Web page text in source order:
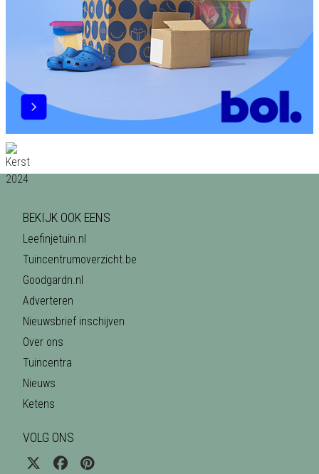
BEKIJK OOK EENS
Leefinjetuin.nl
Tuincentrumoverzicht.be
Goodgardn.nl
Adverteren
Nieuwsbrief inschijven
Over ons
Tuincentra
Nieuws
Ketens
VOLG ONS